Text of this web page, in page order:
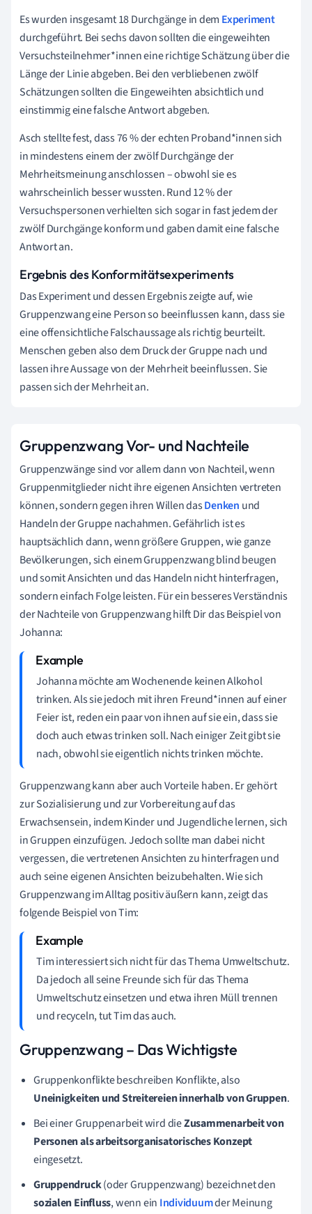
Es wurden insgesamt 18 Durchgänge in dem Experiment
durchgeführt. Bei sechs davon sollten die eingeweihten
Versuchsteilnehmer*innen eine richtige Schätzung über die
Länge der Linie abgeben. Bei den verbliebenen zwölf
Schätzungen sollten die Eingeweihten absichtlich und
einstimmig eine falsche Antwort abgeben.
Asch stellte fest, dass 76 % der echten Proband*innen sich
in mindestens einem der zwölf Durchgänge der
Mehrheitsmeinung anschlossen – obwohl sie es
wahrscheinlich besser wussten. Rund 12 % der
Versuchspersonen verhielten sich sogar in fast jedem der
zwölf Durchgänge konform und gaben damit eine falsche
Antwort an.
Ergebnis des Konformitätsexperiments
Das Experiment und dessen Ergebnis zeigte auf, wie
Gruppenzwang eine Person so beeinflussen kann, dass sie
eine offensichtliche Falschaussage als richtig beurteilt.
Menschen geben also dem Druck der Gruppe nach und
lassen ihre Aussage von der Mehrheit beeinflussen. Sie
passen sich der Mehrheit an.
Gruppenzwang Vor- und Nachteile
Gruppenzwänge sind vor allem dann von Nachteil, wenn
Gruppenmitglieder nicht ihre eigenen Ansichten vertreten
können, sondern gegen ihren Willen dasDenken und
Handeln der Gruppe nachahmen. Gefährlich ist es
hauptsächlich dann, wenn größere Gruppen, wie ganze
Bevölkerungen, sich einem Gruppenzwang blind beugen
und somit Ansichten und das Handeln nicht hinterfragen,
sondern einfach Folge leisten. Für ein besseres Verständnis
der Nachteile von Gruppenzwang hilft Dir das Beispiel von
Johanna:
Johanna möchte am Wochenende keinen Alkohol
trinken. Als sie jedoch mit ihren Freund*innen auf einer
Feier ist, reden ein paar von ihnen auf sie ein, dass sie
doch auch etwas trinken soll. Nach einiger Zeit gibt sie
nach, obwohl sie eigentlich nichts trinken möchte.
Gruppenzwang kann aber auch Vorteile haben. Er gehört
zur Sozialisierung und zur Vorbereitung auf das
Erwachsensein, indem Kinder und Jugendliche lernen, sich
in Gruppen einzufügen. Jedoch sollte man dabei nicht
vergessen, die vertretenen Ansichten zu hinterfragen und
auch seine eigenen Ansichten beizubehalten. Wie sich
Gruppenzwang im Alltag positiv äußern kann, zeigt das
folgende Beispiel von Tim:
Tim interessiert sich nicht für das Thema Umweltschutz.
Da jedoch all seine Freunde sich für das Thema
Umweltschutz einsetzen und etwa ihren Müll trennen
und recyceln, tut Tim das auch.
Gruppenzwang – Das Wichtigste
Gruppenkonflikte beschreiben Konflikte, also
Uneinigkeiten und Streitereien innerhalb von Gruppen.
Bei einer Gruppenarbeit wird dieZusammenarbeit von
Personen als arbeitsorganisatorisches Konzept
eingesetzt.
Gruppendruck(oder Gruppenzwang) bezeichnet den
sozialen Einfluss, wenn ein Individuumder Meinung